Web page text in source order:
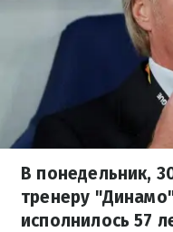
В понедельник,
тренеру
исполнилось 57